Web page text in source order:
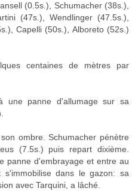
(0.5s.), Schumacher (38s.),
(47s.), Wendlinger (47.5s.),
Capelli (50s.), Alboreto (52s.)
centaines de mètres par
une panne d'allumage sur sa
ombre. Schumacher pénètre
(7.5s.) puis repart dixième.
panne d'embrayage et entre au
s'immobilise dans le gazon: sa
avec Tarquini, a lâché.